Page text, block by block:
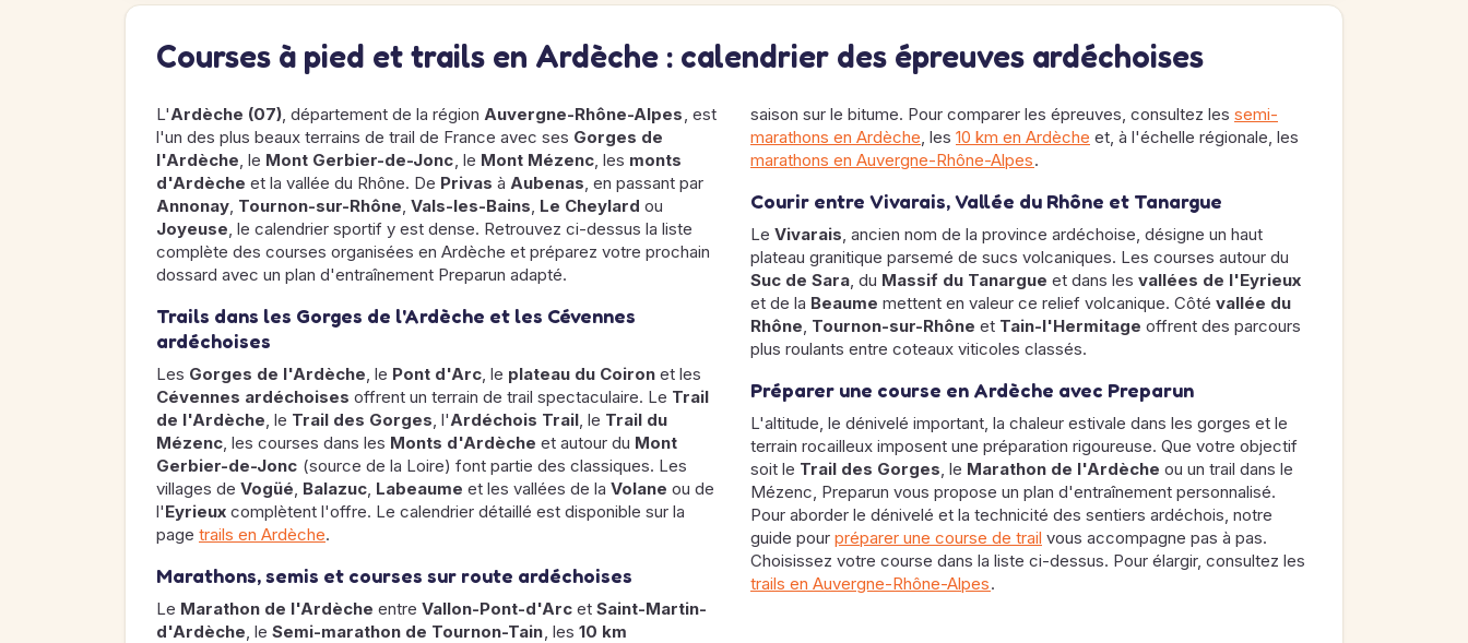
Courses à pied et trails en Ardèche : calendrier des épreuves ardéchoises
L'Ardèche (07), département de la région Auvergne-Rhône-Alpes, est
l'un des plus beaux terrains de trail de France avec ses Gorges de
l'Ardèche, le Mont Gerbier-de-Jonc, le Mont Mézenc, les monts
d'Ardèche et la vallée du Rhône. De Privas à Aubenas, en passant par
Annonay, Tournon-sur-Rhône, Vals-les-Bains, Le Cheylard ou
Joyeuse, le calendrier sportif y est dense. Retrouvez ci-dessus la liste
complète des courses organisées en Ardèche et préparez votre prochain
dossard avec un plan d'entraînement Preparun adapté.
Trails dans les Gorges de l'Ardèche et les Cévennes
ardéchoises
Les Gorges de l'Ardèche, le Pont d'Arc, le plateau du Coiron et les
Cévennes ardéchoises offrent un terrain de trail spectaculaire. Le Trail
de l'Ardèche, le Trail des Gorges, l'Ardéchois Trail, le Trail du
Mézenc, les courses dans les Monts d'Ardèche et autour du Mont
Gerbier-de-Jonc (source de la Loire) font partie des classiques. Les
villages de Vogüé, Balazuc, Labeaume et les vallées de la Volane ou de
l'Eyrieux complètent l'offre. Le calendrier détaillé est disponible sur la
page trails en Ardèche.
Marathons, semis et courses sur route ardéchoises
Le Marathon de l'Ardèche entre Vallon-Pont-d'Arc et Saint-Martin-
d'Ardèche, le Semi-marathon de Tournon-Tain, les 10 km
saison sur le bitume. Pour comparer les épreuves, consultez les semi-
marathons en Ardèche, les 10 km en Ardèche et, à l'échelle régionale, les
marathons en Auvergne-Rhône-Alpes.
Courir entre Vivarais, Vallée du Rhône et Tanargue
Le Vivarais, ancien nom de la province ardéchoise, désigne un haut
plateau granitique parsemé de sucs volcaniques. Les courses autour du
Suc de Sara, du Massif du Tanargue et dans les vallées de l'Eyrieux
et de la Beaume mettent en valeur ce relief volcanique. Côté vallée du
Rhône, Tournon-sur-Rhône et Tain-l'Hermitage offrent des parcours
plus roulants entre coteaux viticoles classés.
Préparer une course en Ardèche avec Preparun
L'altitude, le dénivelé important, la chaleur estivale dans les gorges et le
terrain rocailleux imposent une préparation rigoureuse. Que votre objectif
soit le Trail des Gorges, le Marathon de l'Ardèche ou un trail dans le
Mézenc, Preparun vous propose un plan d'entraînement personnalisé.
Pour aborder le dénivelé et la technicité des sentiers ardéchois, notre
guide pour préparer une course de trail vous accompagne pas à pas.
Choisissez votre course dans la liste ci-dessus. Pour élargir, consultez les
trails en Auvergne-Rhône-Alpes.